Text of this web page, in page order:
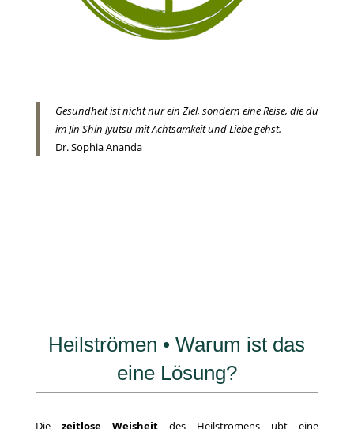
Gesundheit ist nicht nur ein Ziel, sondern eine Reise, die du
im Jin Shin Jyutsu mit Achtsamkeit und Liebe gehst.
Dr. Sophia Ananda
Heilströmen • Warum ist das
eine Lösung?